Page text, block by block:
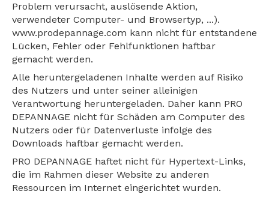
Problem verursacht, auslösende Aktion,
verwendeter Computer- und Browsertyp, ...).
www.prodepannage.com kann nicht für entstandene
Lücken, Fehler oder Fehlfunktionen haftbar
gemacht werden.
Alle heruntergeladenen Inhalte werden auf Risiko
des Nutzers und unter seiner alleinigen
Verantwortung heruntergeladen. Daher kann PRO
DEPANNAGE nicht für Schäden am Computer des
Nutzers oder für Datenverluste infolge des
Downloads haftbar gemacht werden.
PRO DEPANNAGE haftet nicht für Hypertext-Links,
die im Rahmen dieser Website zu anderen
Ressourcen im Internet eingerichtet wurden.